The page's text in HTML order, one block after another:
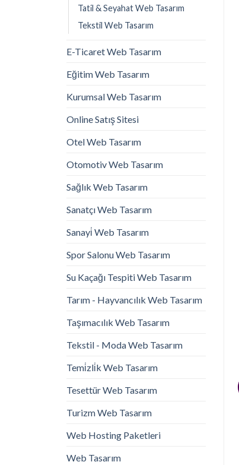
Tati̇l & Seyahat Web Tasarım
Tekstil Web Tasarım
E-Ticaret Web Tasarım
Eğitim Web Tasarım
Kurumsal Web Tasarım
Online Satış Sitesi
Otel Web Tasarım
Otomotiv Web Tasarım
Sağlık Web Tasarım
Sanatçı Web Tasarım
Sanayi̇ Web Tasarım
Spor Salonu Web Tasarım
Su Kaçağı Tespiti Web Tasarım
Tarım - Hayvancılık Web Tasarım
Taşımacılık Web Tasarım
Tekstil - Moda Web Tasarım
Temi̇zli̇k Web Tasarım
Tesettür Web Tasarım
Turizm Web Tasarım
Web Hosting Paketleri
Web Tasarım